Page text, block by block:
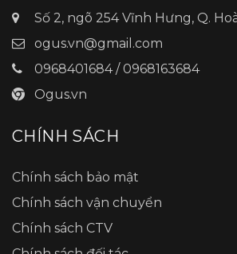
Số 2, ngõ 254 Vĩnh Hưng, Q.
ogus.vn@gmail.com
0968401684 / 0968163684
Ogus.vn
CHÍNH SÁCH
Chính sách bảo mật
Chính sách vận chuyển
Chính sách CTV